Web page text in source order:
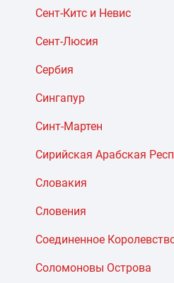
Сент-Китс и Невис
Сент-Люсия
Сербия
Сингапур
Синт-Мартен
Сирийская Арабская
Словакия
Словения
Соединенное
Соломоновы Острова